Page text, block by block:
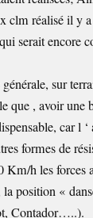
clm réalisé il y
serait encore
sur
que , avoir une
car l
formes de
Km/h les forces
la position «
Contador…..).